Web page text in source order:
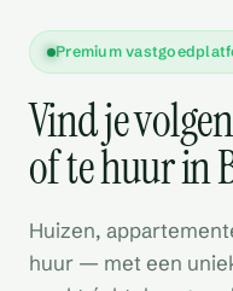
Premium
Vind je
of te huur in
Huizen,
huur — met een